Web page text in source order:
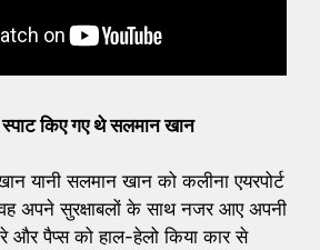
स्पाट किए गए थे सलमान खान
यानी सलमान खान को कलीना एयरपोर्ट
वह अपने सुरक्षाबलों के साथ नजर आए अपनी
और पैप्स को हाल-हेलो किया कार से